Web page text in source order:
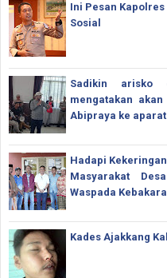
Ini Pesan
Sosial
Sadikin arisko
mengatakan
Abipraya ke
Hadapi
Masyarakat
Waspada
Kades Ajakkang